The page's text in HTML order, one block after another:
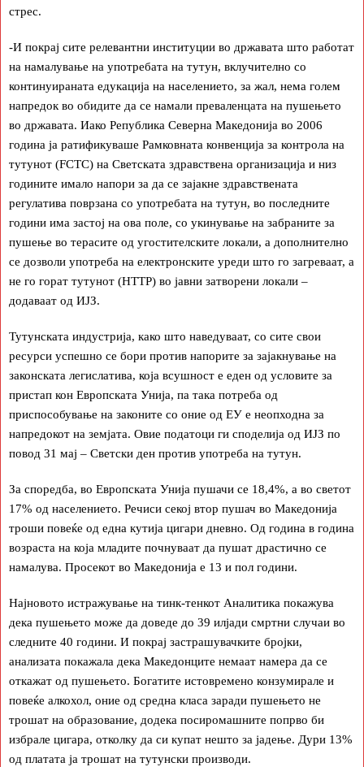
стрес.
-И покрај сите релевантни институции во државата што работат
на намалување на употребата на тутун, вклучително со
континуираната едукација на населението, за жал, нема голем
напредок во обидите да се намали преваленцата на пушењето
во државата. Иако Република Северна Македонија во 2006
година ја ратификуваше Рамковната конвенција за контрола на
тутунот (FCTC) на Светската здравствена организација и низ
годините имало напори за да се зајакне здравствената
регулатива поврзана со употребата на тутун, во последните
години има застој на ова поле, со укинување на забраните за
пушење во терасите од угостителските локали, а дополнително
се дозволи употреба на електронските уреди што го загреваат, а
не го горат тутунот (HTTP) во јавни затворени локали –
додаваат од ИЈЗ.
Тутунската индустрија, како што наведуваат, со сите свои
ресурси успешно се бори против напорите за зајакнување на
законската легислатива, која всушност е еден од условите за
пристап кон Европската Унија, па така потреба од
приспособување на законите со оние од ЕУ е неопходна за
напредокот на земјата. Овие податоци ги споделија од ИЈЗ по
повод 31 мај – Светски ден против употреба на тутун.
За споредба, во Европската Унија пушачи се 18,4%, а во светот
17% од населението. Речиси секој втор пушач во Македонија
троши повеќе од една кутија цигари дневно. Од година в година
возраста на која младите почнуваат да пушат драстично се
намалува. Просекот во Македонија е 13 и пол години.
Најновото истражување на тинк-тенкот Аналитика покажува
дека пушењето може да доведе до 39 илјади смртни случаи во
следните 40 години. И покрај застрашувачките бројки,
анализата покажала дека Македонците немаат намера да се
откажат од пушењето. Богатите истовремено конзумирале и
повеќе алкохол, оние од средна класа заради пушењето не
трошат на образование, додека посиромашните попрво би
избрале цигара, отколку да си купат нешто за јадење. Дури 13%
од платата ја трошат на тутунски производи.